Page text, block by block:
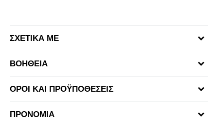
ΣΧΕΤΙΚΑ ΜΕ
Καταστήματα
ΒΟΗΘΕΙΑ
Αποστολή & Παράδοση
ΟΡΟΙ ΚΑΙ ΠΡΟΫΠΟΘΕΣΕΙΣ
ΠΡΟΝΟΜΙΑ